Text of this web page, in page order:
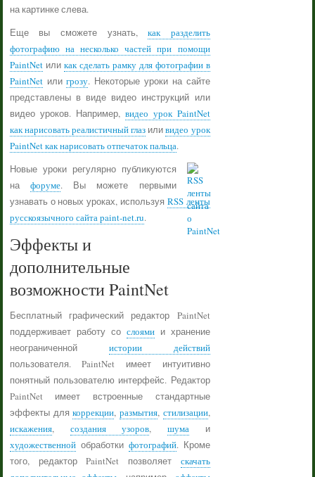
на картинке слева.
Еще вы сможете узнать,как разделить
фотографию на несколько частей при помощи
PaintNetили как сделать рамку для фотографии в
PaintNetилигрозу. Некоторые уроки на сайте
представлены в виде видео инструкций или
видео уроков. Например, видео урок PaintNet
как нарисовать реалистичный глаз иливидео урок
PaintNet как нарисовать отпечаток пальца.
Новые уроки регулярно публикуются
нафоруме. Вы можете первыми
узнавать о новых уроках, используя RSS ленты
русскоязычного сайта paint-net.ru.
Эффекты и
дополнительные
возможности PaintNet
Бесплатный графический редактор PaintNet
поддерживает работу со слоямии хранение
неограниченной истории действий
пользователя. PaintNet имеет интуитивно
понятный пользователю интерфейс. Редактор
PaintNet имеет встроенные стандартные
эффекты длякоррекции, размытия, стилизации,
искажения, создания узоров, шумаи
художественнойобработки фотографий. Кроме
того, редактор PaintNet позволяет скачать